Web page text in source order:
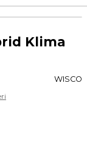
Klima
WISCO